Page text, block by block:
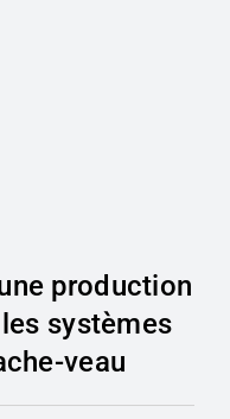
production
systèmes
veau